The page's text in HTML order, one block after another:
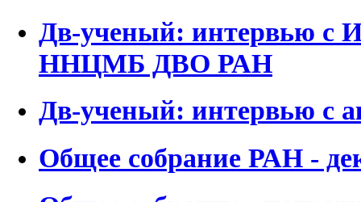
Дв-ученый: интервью с
ННЦМБ ДВО РАН
Дв-ученый: интервью с
Общее собрание РАН -